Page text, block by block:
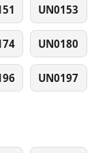
UN0153
UN0180
UN0197